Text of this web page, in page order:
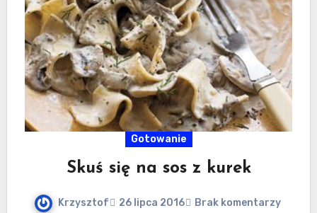
Gotowanie
Skuś się na sos z kurek
Krzysztof 26 lipca 2016 Brak komentarzy